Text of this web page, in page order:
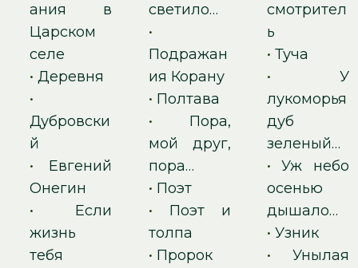
ания в
Царском
селе
• Деревня
•
Дубровски
й
• Евгений
Онегин
• Если
жизнь
тебя
светило…
•
Подражан
ия Корану
• Полтава
• Пора,
мой друг,
пора…
• Поэт
• Поэт и
толпа
• Пророк
смотрител
ь
•Туча
•У
лукоморья
дуб
зеленый…
•Уж небо
осенью
дышало…
•Узник
•Унылая